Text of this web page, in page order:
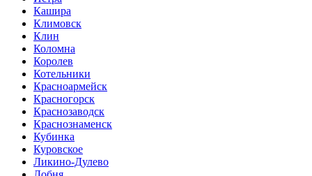
Кашира
Климовск
Клин
Коломна
Королев
Котельники
Красноармейск
Красногорск
Краснозаводск
Краснознаменск
Кубинка
Куровское
Ликино-Дулево